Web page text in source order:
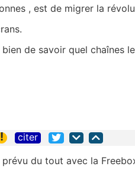
, est de migrer la
de savoir quel chaînes
! citer
du tout avec la